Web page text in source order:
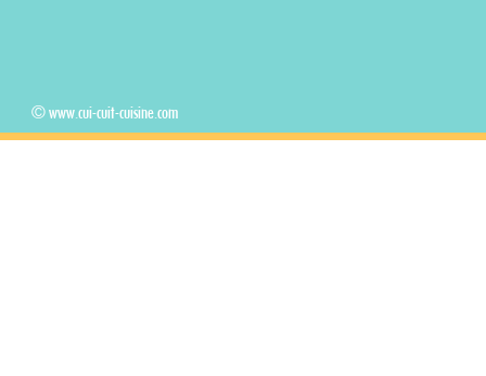
© www.cui-cuit-cuisine.com